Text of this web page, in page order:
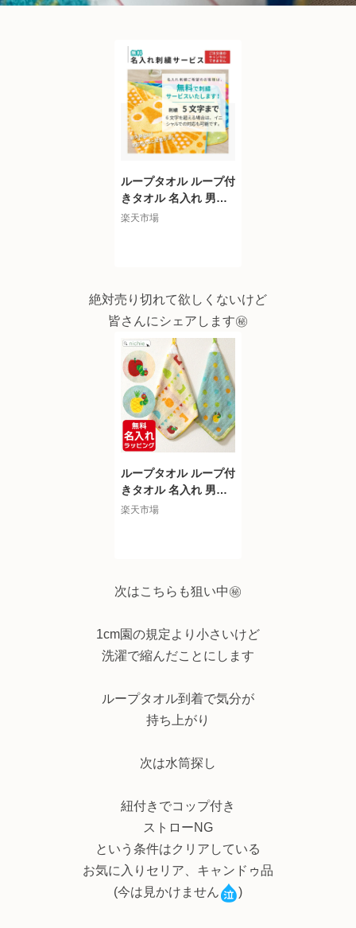
ループタオル ループ付
きタオル 名入れ 男の
子 女の子 Sassy サッ
前 刺繍無料 綿100% n
ichie ニチエー
楽天市場
絶対売り切れて欲しくないけど
皆さんにシェアします㊙️
ループタオル ループ付
きタオル 名入れ 男の
子 女の子 はらぺこあ
ニチエー
楽天市場
次はこちらも狙い中㊙️
1cm園の規定より小さいけど
洗濯で縮んだことにします
ループタオル到着で気分が
持ち上がり
次は水筒探し
紐付きでコップ付き
ストローNG
という条件はクリアしている
お気に入りセリア、キャンドゥ品
(今は見かけません
)